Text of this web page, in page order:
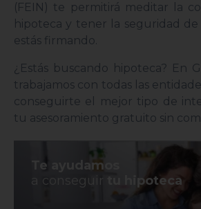
(FEIN) te permitirá meditar la
hipoteca y tener la seguridad
estás firmando.
¿Estás buscando hipoteca? En
trabajamos con todas las
conseguirte el mejor tipo de
tu asesoramiento gratuito sin
Te ayudamos
a conseguir
tu hipoteca